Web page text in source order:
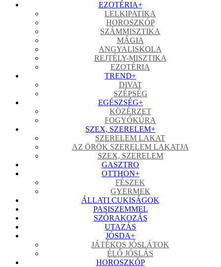
EZOTÉRIA+
LELKIPATIKA
HOROSZKÓP
SZÁMMISZTIKA
MÁGIA
ANGYALISKOLA
REJTÉLY-MISZTIKA
EZOTÉRIA
TREND+
DIVAT
SZÉPSÉG
EGÉSZSÉG+
KÖZÉRZET
FOGYÓKÚRA
SZEX, SZERELEM+
SZERELEM LAKAT
AZ ÖRÖK SZERELEM LAKATJA
SZEX, SZERELEM
GASZTRO
OTTHON+
FÉSZEK
GYERMEK
ÁLLATI CUKISÁGOK
PASISZEMMEL
SZÓRAKOZÁS
UTAZÁS
JÓSDA+
JÁTÉKOS JÓSLÁTOK
ÉLŐ JÓSLÁS
HOROSZKÓP